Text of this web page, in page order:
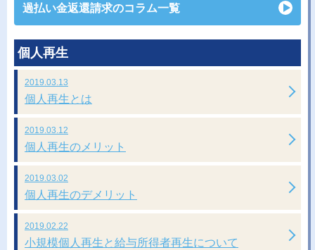
過払い金返還請求のコラム一覧
個人再生
2019.03.13
個人再生とは
2019.03.12
個人再生のメリット
2019.03.02
個人再生のデメリット
2019.02.22
小規模個人再生と給与所得者再生について